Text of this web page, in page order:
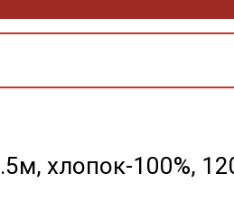
хлопок-100%,